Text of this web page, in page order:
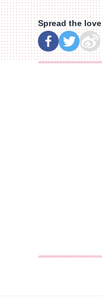
Spread the love